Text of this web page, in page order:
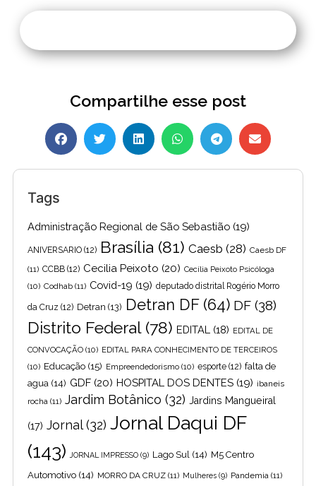
Compartilhe esse post
Tags
Administração Regional de São Sebastião (19)
ANIVERSARIO (12) Brasília (81) Caesb (28) Caesb DF
(11) CCBB (12) Cecilia Peixoto (20) Cecília Peixoto Psicóloga
(10) Codhab (11) Covid-19 (19) deputado distrital Rogério Morro
da Cruz (12) Detran (13) Detran DF(64) DF (38)
Distrito Federal(78) EDITAL (18) EDITAL DE
CONVOCAÇÃO (10) EDITAL PARA CONHECIMENTO DE TERCEIROS
(10) Educação (15) Empreendedorismo (10) esporte (12) falta de
agua (14) GDF (20) HOSPITAL DOS DENTES (19) ibaneis
rocha (11) Jardim Botânico (32) Jardins Mangueiral
(17) Jornal(32) Jornal Daqui DF
(143)
JORNAL IMPRESSO (9) Lago Sul (14) M5 Centro
Automotivo (14) MORRO DA CRUZ (11) Mulheres (9) Pandemia (11)